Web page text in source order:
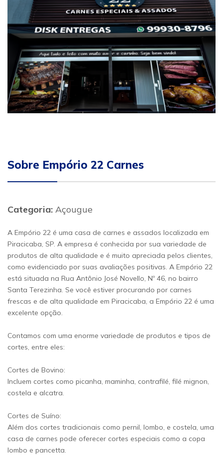
Sobre Empório 22 Carnes
Categoria: Açougue
A Empório 22 é uma casa de carnes e assados localizada em
Piracicaba, SP. A empresa é conhecida por sua variedade de
produtos de alta qualidade e é muito apreciada pelos clientes,
como evidenciado por suas avaliações positivas. A Empório 22
está situada na Rua Antônio José Novello, Nº 46, no bairro
Santa Terezinha. Se você estiver procurando por carnes
frescas e de alta qualidade em Piracicaba, a Empório 22 é uma
excelente opção.
Contamos com uma enorme variedade de produtos e tipos de
cortes, entre eles:
Cortes de Bovino:
Incluem cortes como picanha, maminha, contrafilé, filé mignon,
costela e alcatra.
Cortes de Suíno:
Além dos cortes tradicionais como pernil, lombo, e costela, uma
casa de carnes pode oferecer cortes especiais como a copa
lombo e pancetta.